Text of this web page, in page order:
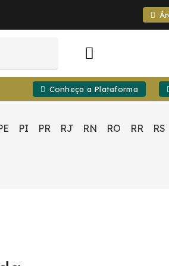
Conheça a Plataforma
PI PR RJ RN RO RR RS